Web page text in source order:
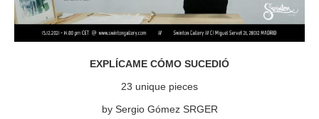
EXPLÍCAME CÓMO SUCEDIÓ
23 unique pieces
by Sergio Gómez SRGER